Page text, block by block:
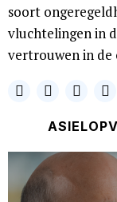
soort
vluchtelingen in
vertrouwen in de